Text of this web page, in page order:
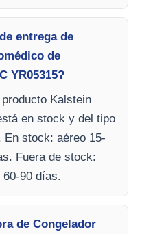
entrega de
de
YR05315?
Kalstein
en stock y del tipo
stock: aéreo 15-
Fuera de stock:
90 días.
de Congelador